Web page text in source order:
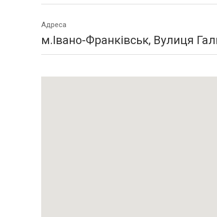
Адреса
м.Івано-Франківськ, Вулиця